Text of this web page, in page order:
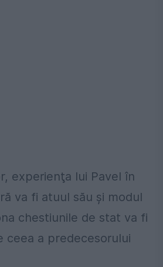
experienţa lui Pavel în
va fi atuul său şi modul
chestiunile de stat va fi
ceea a predecesorului